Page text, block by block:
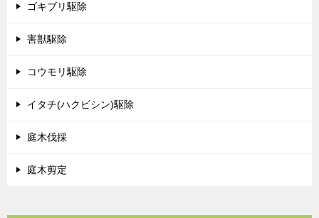
ゴキブリ駆除
害獣駆除
コウモリ駆除
イタチ(ハクビシン)駆除
庭木伐採
庭木剪定